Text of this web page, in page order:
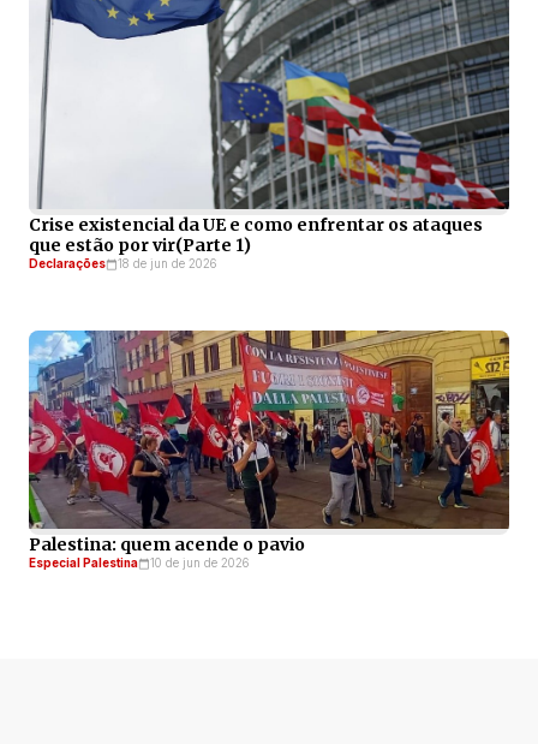
Crise existencial da UE e como enfrentar os ataques
que estão por vir(Parte 1)
Declarações 18 de jun de 2026
Palestina: quem acende o pavio
Especial Palestina 10 de jun de 2026